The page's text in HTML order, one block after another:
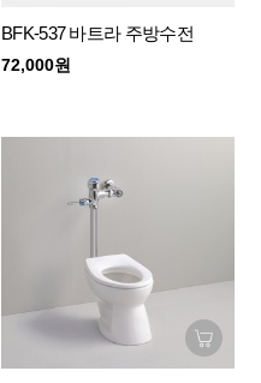
BFK-537 바트라 주방수전
72,000원